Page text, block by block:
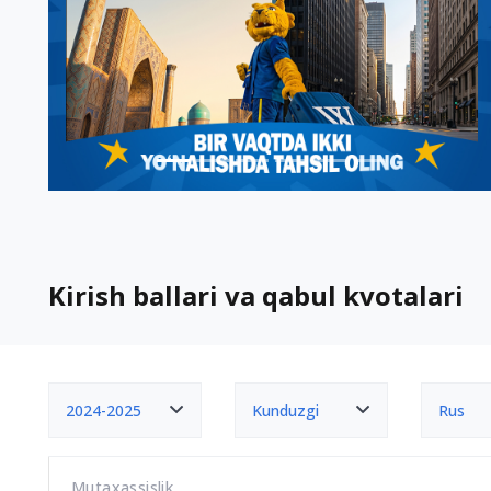
Kirish ballari va qabul kvotalari
2024-2025 Kunduzgi Rus